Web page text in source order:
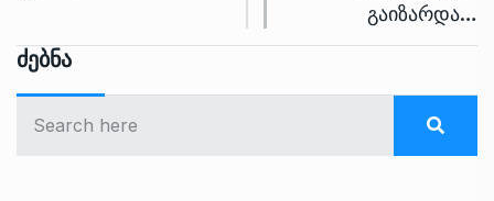
გაიზარდა…
Ძებნა